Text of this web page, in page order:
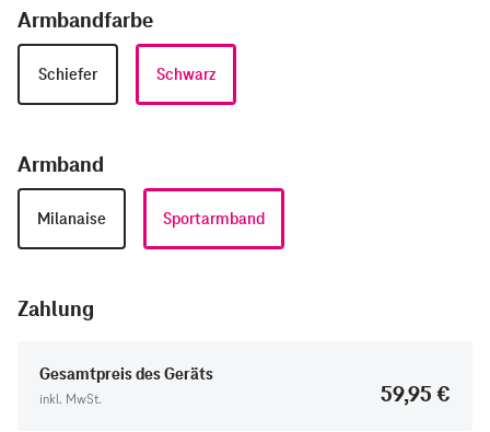
Armbandfarbe
Schiefer Schwarz
Armband
Milanaise Sportarmband
Zahlung
Gesamtpreis des Geräts
inkl. MwSt.
59,95 €